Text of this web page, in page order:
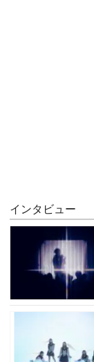
インタビュー